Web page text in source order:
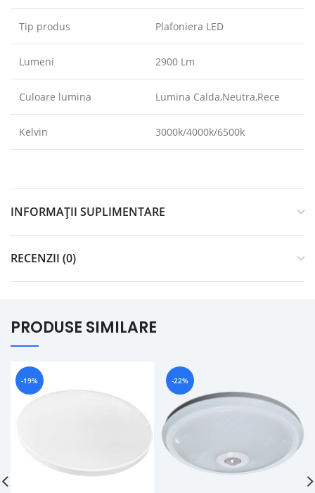
Tip produs Plafoniera LED
Lumeni 2900 Lm
Culoare lumina Lumina Calda,Neutra,Rece
Kelvin 3000k/4000k/6500k
INFORMAȚII SUPLIMENTARE
RECENZII (0)
PRODUSE SIMILARE
-19% -22%